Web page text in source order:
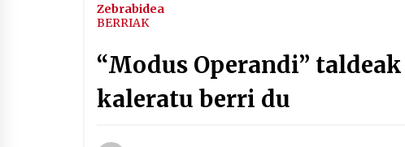
Zebrabidea
BERRIAK
“Modus Operandi”
kaleratu berri du